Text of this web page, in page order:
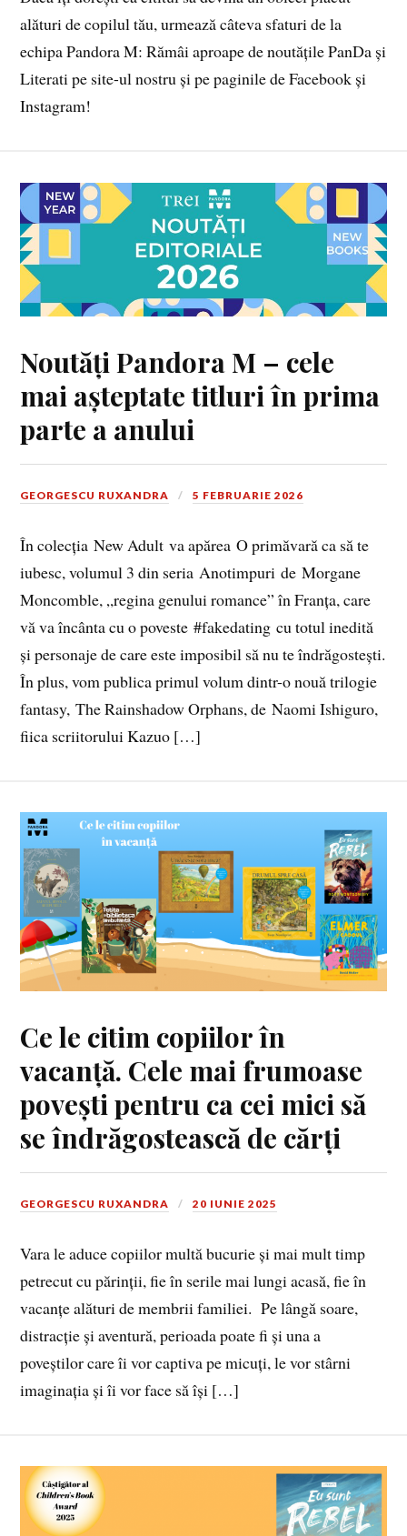
alături de copilul tău, urmează câteva sfaturi de la
echipa Pandora M: Rămâi aproape de noutățile PanDa și
Literati pe site-ul nostru și pe paginile de Facebook și
Instagram!
Noutăți Pandora M – cele
mai așteptate titluri în prima
parte a anului
GEORGESCU RUXANDRA 5 FEBRUARIE 2026
În colecția New Adult va apărea O primăvară ca să te
iubesc, volumul 3 din seria Anotimpuri de Morgane
Moncomble, „regina genului romance” în Franța, care
vă va încânta cu o poveste #fakedating cu totul inedită
și personaje de care este imposibil să nu te îndrăgostești.
În plus, vom publica primul volum dintr-o nouă trilogie
fantasy, The Rainshadow Orphans, de Naomi Ishiguro,
fiica scriitorului Kazuo […]
Ce le citim copiilor în
vacanță. Cele mai frumoase
povești pentru ca cei mici să
se îndrăgostească de cărți
GEORGESCU RUXANDRA 20 IUNIE 2025
Vara le aduce copiilor multă bucurie și mai mult timp
petrecut cu părinții, fie în serile mai lungi acasă, fie în
vacanțe alături de membrii familiei. Pe lângă soare,
distracție și aventură, perioada poate fi și una a
poveștilor care îi vor captiva pe micuți, le vor stârni
imaginația și îi vor face să își […]